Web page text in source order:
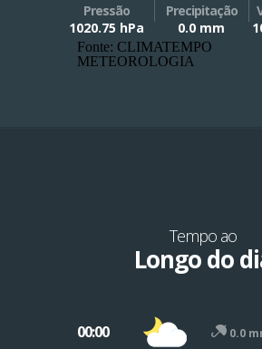
Pressão
1020.75 hPa
Precipitação
0.0 mm
Fonte: CLIMATEMPO
METEOROLOGIA
Tempo ao
Longo do
00:00 0.0